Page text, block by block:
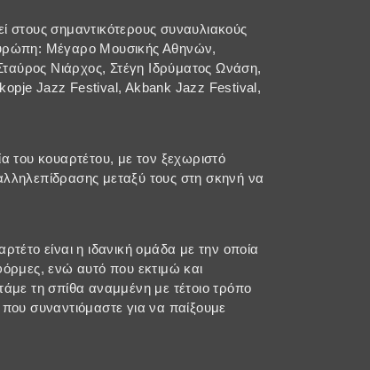
στους σημαντικότερους συναυλιακούς
Μέγαρο Μουσικής Αθηνών,
Νιάρχος, Στέγη Ιδρύματος Ωνάση,
Jazz Festival, Akbank Jazz Festival,
του κουαρτέτου, με τον ξεχωριστό
μεταξύ τους στη σκηνή να
είναι η ιδανική ομάδα με την οποία
ενώ αυτό που εκτιμώ και
τη σπίθα αναμμένη με τέτοιο τρόπο
συναντιόμαστε για να παίξουμε